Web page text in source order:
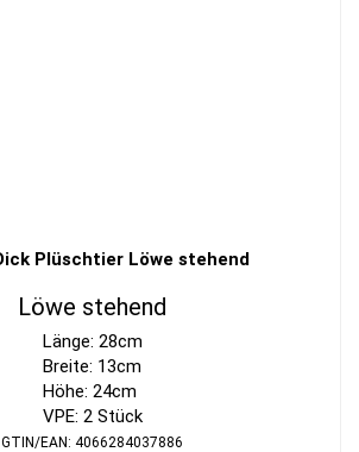
Löwe stehend
Länge: 28cm
Breite: 13cm
Höhe: 24cm
VPE: 2 Stück
GTIN/EAN: 4066284037886